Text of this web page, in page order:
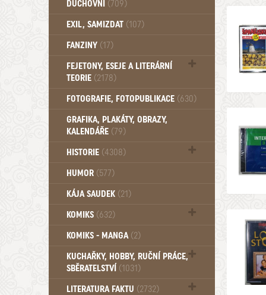
DUCHOVNÍ (709)
Okultismus (110)
EXIL, SAMIZDAT (107)
FANZINY (17)
FEJETONY, ESEJE A LITERÁRNÍ
TEORIE (2178)
Citáty, aforismy, snáře, přísloví,
FOTOGRAFIE, FOTOPUBLIKACE (630)
GRAFIKA, PLAKÁTY, OBRAZY,
KALENDÁŘE (79)
HISTORIE (4308)
Mytologie, Mýty, Báje, Pověsti (203)
HUMOR (577)
KÁJA SAUDEK (21)
KOMIKS (632)
Komiks - Čtyřlístek (234)
KOMIKS - MANGA (2)
KUCHAŘKY, HOBBY, RUČNÍ PRÁCE,
SBĚRATELSTVÍ (1031)
Dům a byt (102)
LITERATURA FAKTU (2732)